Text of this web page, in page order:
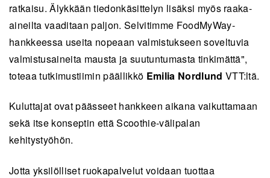
ratkaisu. Älykkään tiedonkäsittelyn lisäksi myös raaka-
aineilta vaaditaan paljon. Selvitimme FoodMyWay-
hankkeessa useita nopeaan valmistukseen soveltuvia
valmistusaineita mausta ja suutuntumasta tinkimättä",
toteaa tutkimustiimin päällikkö Emilia Nordlund VTT:ltä.
Kuluttajat ovat päässeet hankkeen aikana vaikuttamaan
sekä itse konseptin että Scoothie-välipalan
kehitystyöhön.
Jotta yksilölliset ruokapalvelut voidaan tuottaa